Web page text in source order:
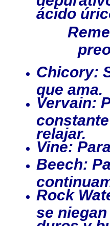
ácido
Chicory:
que ama.
Vervain:
relajar.
Vine:
Beech:
Rock
se